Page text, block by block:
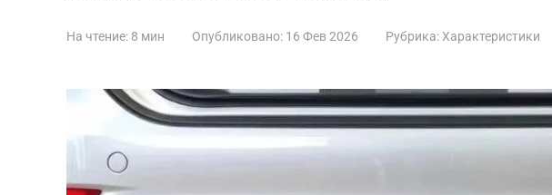
На чтение: 8 мин Опубликовано: 16 Фев 2026 Рубрика: Характеристики